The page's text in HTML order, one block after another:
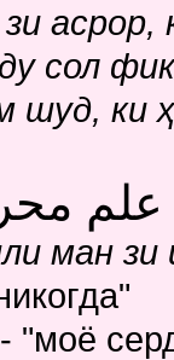
сол
шуд, ки
ман
- "моё